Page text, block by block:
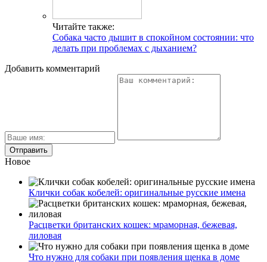
Читайте также:
Собака часто дышит в спокойном состоянии: что
делать при проблемах с дыханием?
Добавить комментарий
Новое
Клички собак кобелей: оригинальные русские имена
Расцветки британских кошек: мраморная, бежевая,
лиловая
Что нужно для собаки при появления щенка в доме